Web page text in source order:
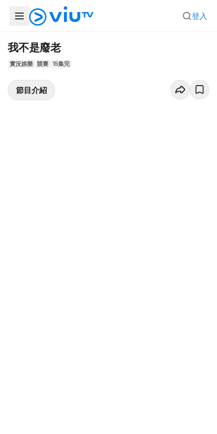
登入
我不是廢老
實況娛樂 競賽 15集完
節目介紹